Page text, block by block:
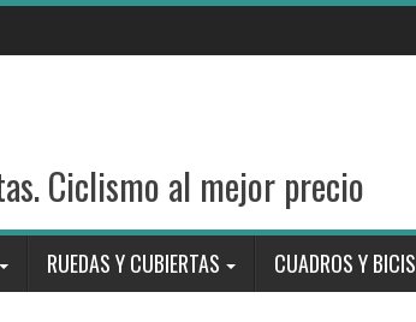
Ciclismo al mejor precio
RUEDAS Y CUBIERTAS CUADROS Y BICIS